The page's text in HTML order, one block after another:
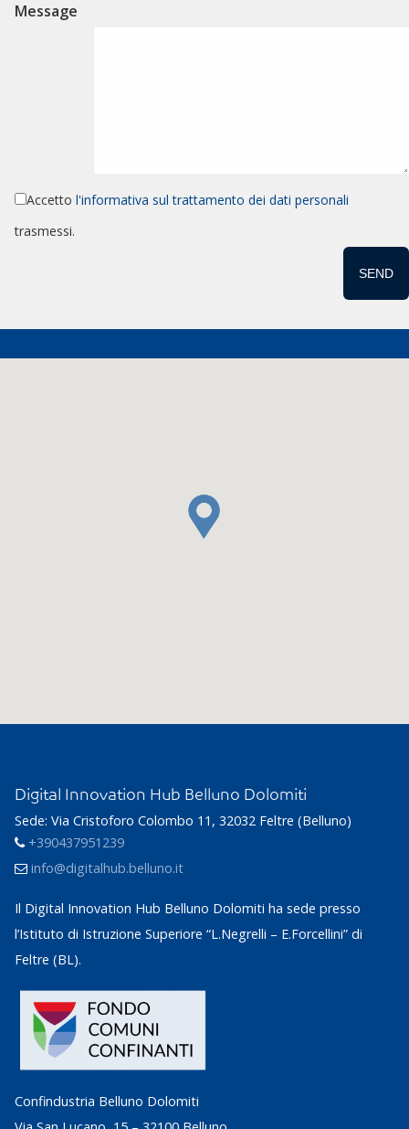
Message
Accetto l'informativa sul trattamento dei dati personali
trasmessi.
Digital Innovation Hub Belluno Dolomiti
Sede: Via Cristoforo Colombo 11, 32032 Feltre (Belluno)
+390437951239
info@digitalhub.belluno.it
Il Digital Innovation Hub Belluno Dolomiti ha sede presso
l’Istituto di Istruzione Superiore “L.Negrelli – E.Forcellini” di
Feltre (BL).
Confindustria Belluno Dolomiti